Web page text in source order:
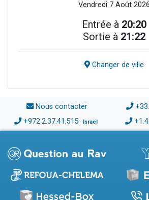
Vendredi 7 Août 2026
Entrée à 20:20
Sortie à 21:22
Changer de ville
Nous contacter
+972.2.37.41.515 Israël